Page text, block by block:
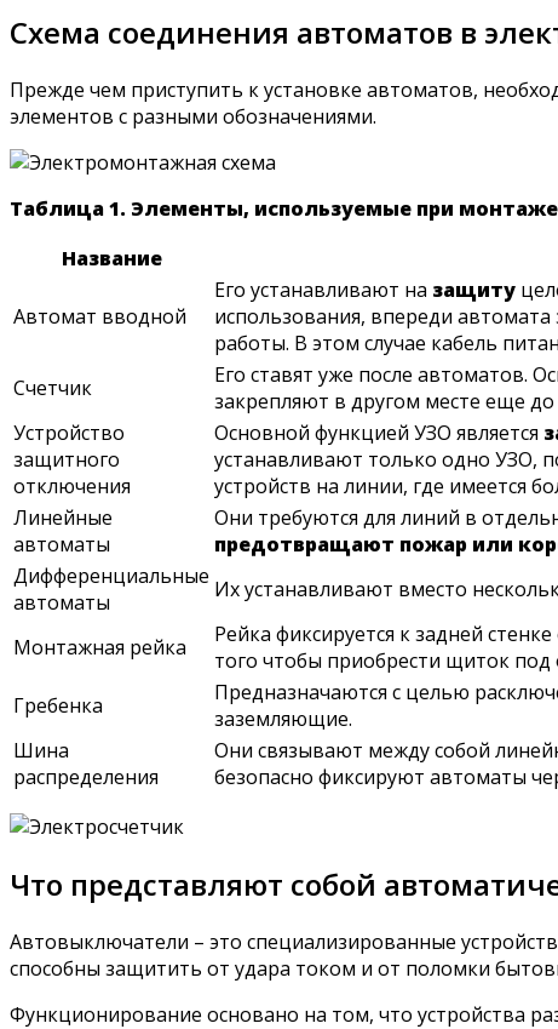
Схема соединения автоматов в
Прежде чем приступить к установке автоматов,
элементов с разными обозначениями.
Таблица 1. Элементы, используемые при
Название
Автомат вводной
Его устанавливают на защиту
использования, впереди
работы. В этом случае кабель
Счетчик
Его ставят уже после автоматов.
закрепляют в другом месте еще
Устройство
защитного
отключения
Основной функцией УЗО является
устанавливают только одно УЗО,
устройств на линии, где имеется
Линейные
автоматы
Они требуются для линий в
предотвращают пожар или
Дифференциальные
автоматы
Их устанавливают вместо
Монтажная рейка
Рейка фиксируется к задней
того чтобы приобрести щиток
Гребенка
Предназначаются с целью
заземляющие.
Шина
распределения
Они связывают между собой
безопасно фиксируют автоматы
Что представляют собой
Автовыключатели – это специализированные
способны защитить от удара током и от поломки
Функционирование основано на том, что устройства